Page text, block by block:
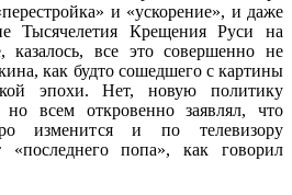
и «ускорение», и даже
Тысячелетия Крещения Руси на
казалось, все это совершенно не
как будто сошедшего с картины
эпохи. Нет, новую политику
всем откровенно заявлял, что
изменится и по телевизору
«последнего попа», как говорил